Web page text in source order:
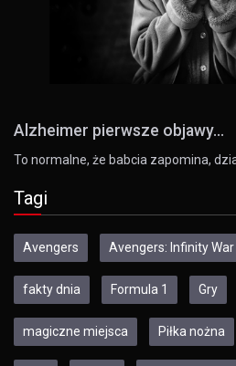
Alzheimer pierwsze objawy...
To normalne, że babcia zapomina,
Tagi
Avengers Avengers: Infinity War
fakty dnia Formula 1 Gry
magiczne miejsca Piłka nożna